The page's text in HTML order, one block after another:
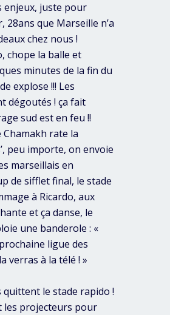
enjeux, juste pour
que Marseille n’a
chez nous !
chope la balle et
minutes de la fin du
explose !!! Les
dégoutés ! ça fait
sud est en feu !!
Chamakh rate la
peu importe, on envoie
marseillais en
de sifflet final, le stade
à Ricardo, aux
et ça danse, le
une banderole : «
ligue des
verras à la télé ! »
quittent le stade rapido !
les projecteurs pour